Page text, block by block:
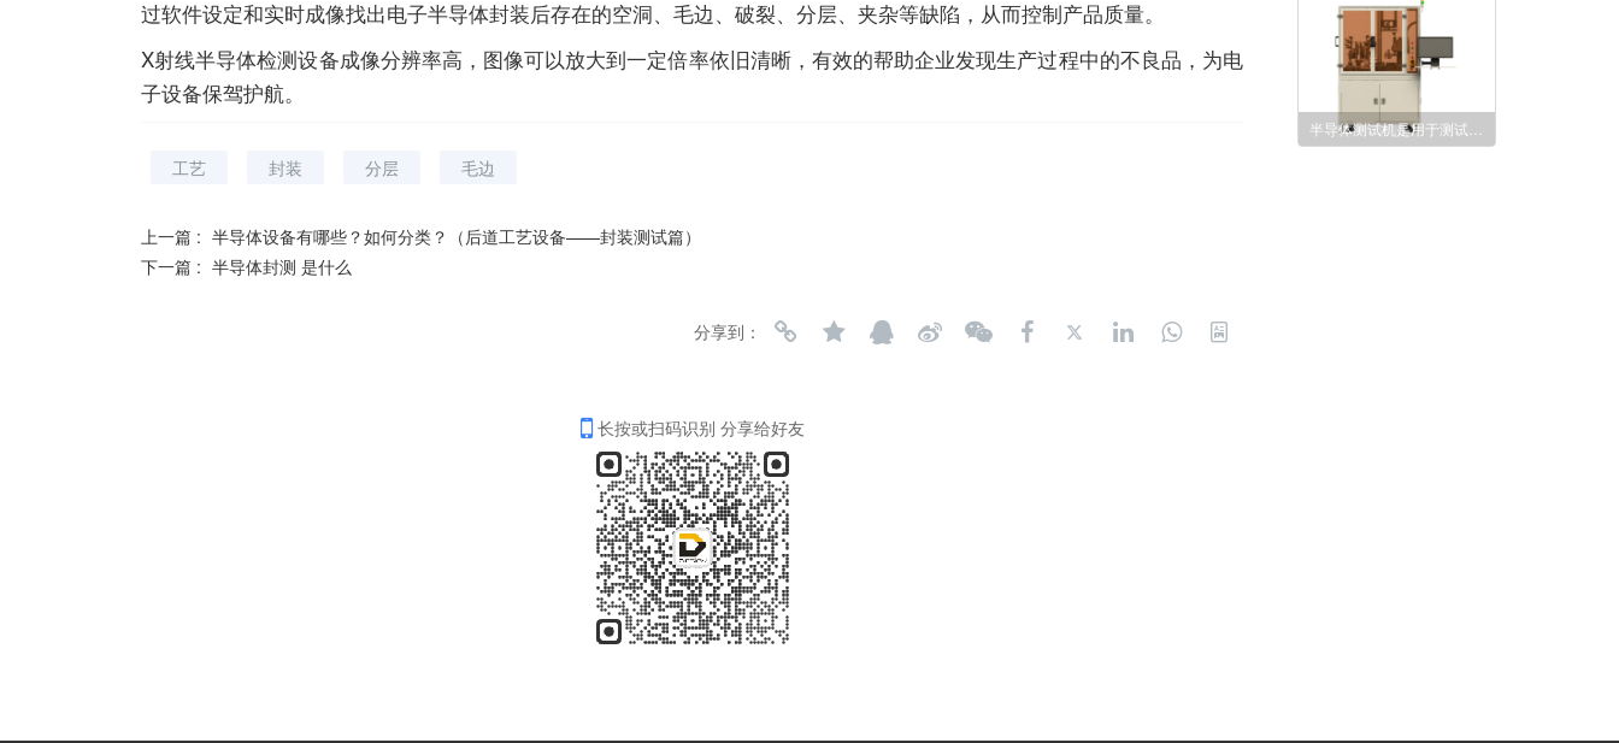
过软件设定和实时成像找出电子半导体封装后存在的空洞、毛边、破裂、分层、夹杂等缺陷，从而控制产品质量。
X射线半导体检测设备成像分辨率高，图像可以放大到一定倍率依旧清晰，有效的帮助企业发现生产过程中的不良品，为电
子设备保驾护航。
工艺 封装 分层 毛边
上一篇 : 半导体设备有哪些？如何分类？（后道工艺设备——封装测试篇）
下一篇 : 半导体封测 是什么
分享到：
长按或扫码识别 分享给好友